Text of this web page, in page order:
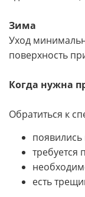
Зима
Уход
поверхность
Когда нужна
Обратиться к
появились
требуется
есть